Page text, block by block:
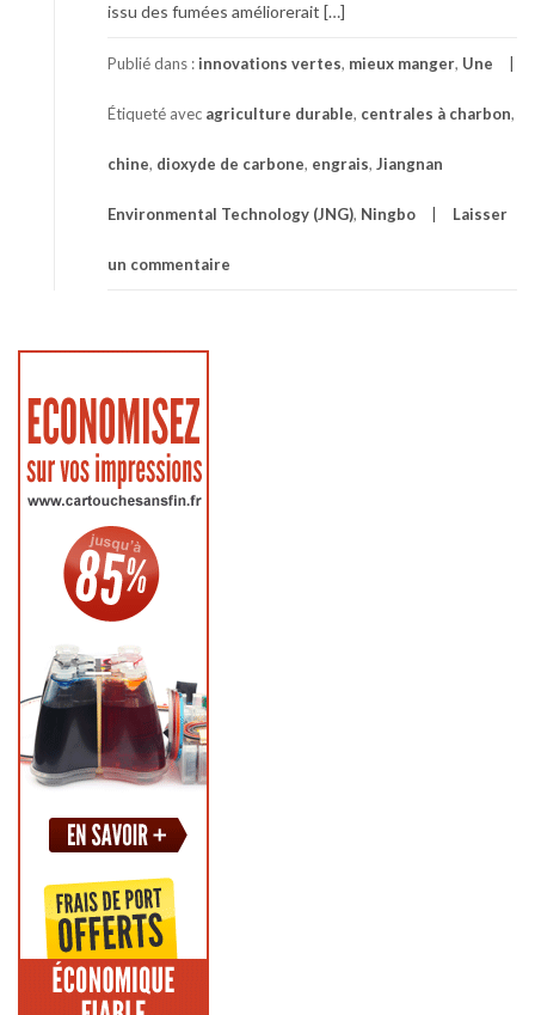
issu des fumées améliorerait […]
Publié dans : innovations vertes, mieux manger, Une
Étiqueté avec agriculture durable, centrales à charbon,
chine, dioxyde de carbone, engrais, Jiangnan
Environmental Technology (JNG), Ningbo Laisser
un commentaire